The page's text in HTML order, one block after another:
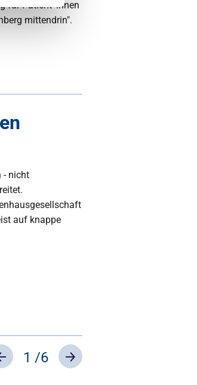
für Patient*innen
mittendrin".
- nicht
auf knappe
Previous
1 /6 Next